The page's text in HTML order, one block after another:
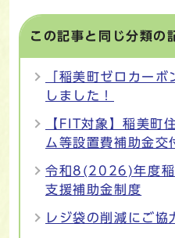
この記事と同じ分類の
「稲美町ゼロカー
しました！
【FIT対象】稲美町
ム等設置費補助金交
令和8(2026)年度稲
支援補助金制度
レジ袋の削減にご協